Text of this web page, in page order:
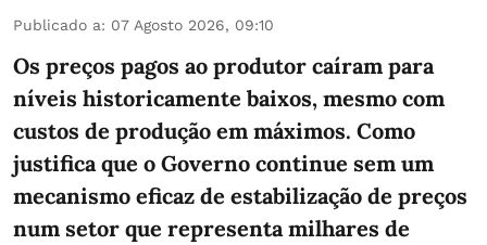
Publicado a: 07 Agosto 2026, 09:10
Os preços pagos ao produtor caíram para
níveis historicamente baixos, mesmo com
custos de produção em máximos. Como
justifica que o Governo continue sem um
mecanismo eficaz de estabilização de preços
num setor que representa milhares de